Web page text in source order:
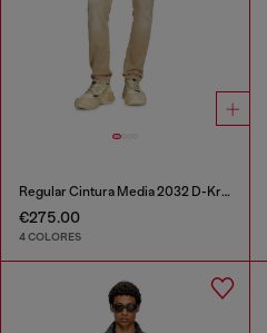
Regular Cintura Media 2032 D-Krooley Joggjeans®
€275.00
4 COLORES